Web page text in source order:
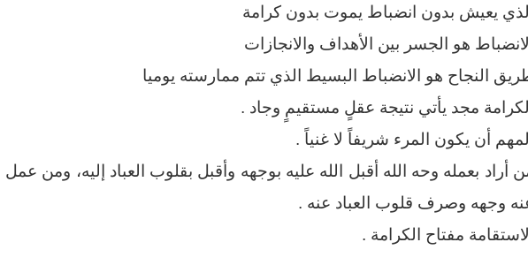
يعيش بدون انضباط يموت بدون كرامة
هو الجسر بين الأهداف والانجازات
النجاح هو الانضباط البسيط الذي تتم ممارسته يوميا
مجد يأتي نتيجة عقلٍ مستقيمٍ وجاد .
أن يكون المرء شريفاً لا غنياً .
أراد بعمله وحه الله أقبل الله عليه بوجهه وأقبل بقلوب العباد إليه، ومن
وجهه وصرف قلوب العباد عنه .
مفتاح الكرامة .